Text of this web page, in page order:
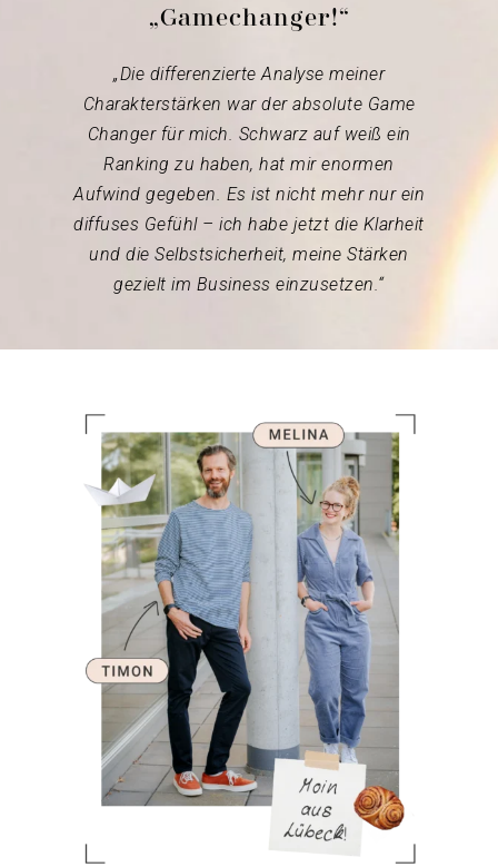
„Gamechanger!“
„Die differenzierte Analyse meiner
Charakterstärken war der absolute Game
Changer für mich. Schwarz auf weiß ein
Ranking zu haben, hat mir enormen
Aufwind gegeben. Es ist nicht mehr nur ein
diffuses Gefühl – ich habe jetzt die Klarheit
und die Selbstsicherheit, meine Stärken
gezielt im Business einzusetzen.“